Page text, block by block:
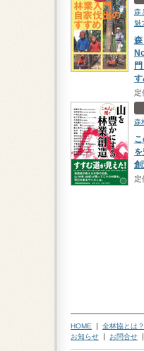
森
魅
定
森
定
HOME 全林協とは？
お知らせ
お問合せ